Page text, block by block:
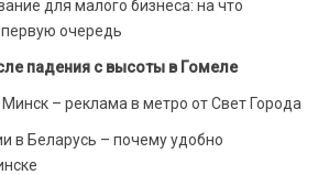
для малого бизнеса: на что
очередь
падения с высоты в Гомеле
– реклама в метро от Свет Города
в Беларусь – почему удобно